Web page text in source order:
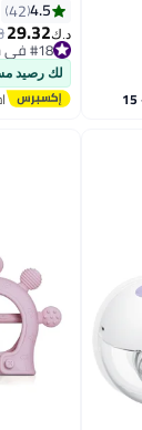
14 - 15
44 رطل،
للأبوة
إلى
4.5
42
د.ك‏29.32
#18 في حمالات أطفال على الكتف
#18 في حمالات أطفال على الكتف
لك رصيد